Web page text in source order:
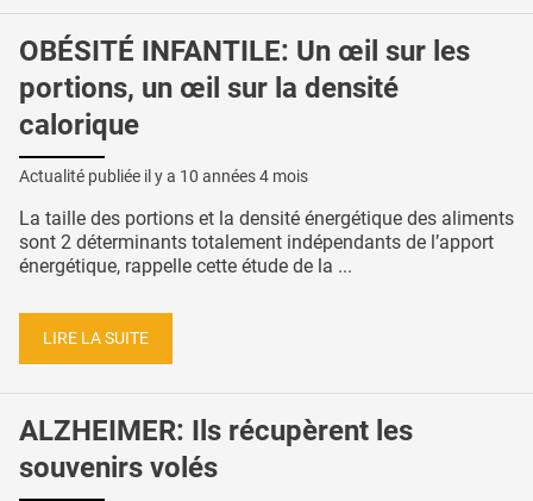
OBÉSITÉ INFANTILE: Un œil sur les
portions, un œil sur la densité
calorique
Actualité publiée il y a 10 années 4 mois
La taille des portions et la densité énergétique des aliments
sont 2 déterminants totalement indépendants de l’apport
énergétique, rappelle cette étude de la ...
LIRE LA SUITE
ALZHEIMER: Ils récupèrent les
souvenirs volés